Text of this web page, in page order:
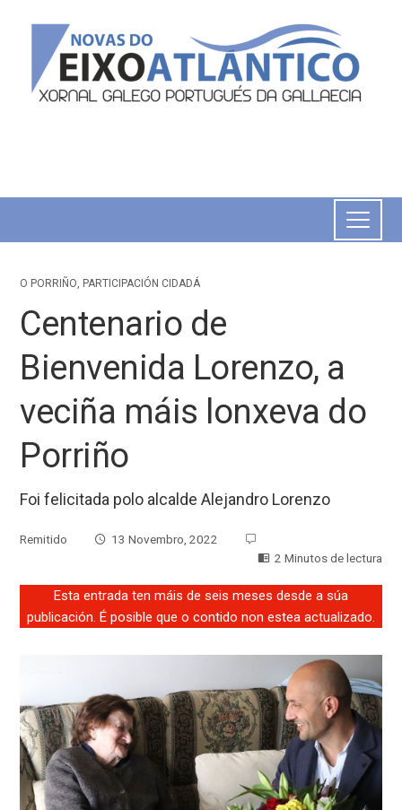
O PORRIÑO, PARTICIPACIÓN CIDADÁ
Centenario de
Bienvenida Lorenzo, a
veciña máis lonxeva do
Porriño
Foi felicitada polo alcalde Alejandro Lorenzo
Remitido
13 Novembro, 2022
2 Minutos de lectura
Esta entrada ten máis de seis meses desde a súa
publicación. É posible que o contido non estea actualizado.